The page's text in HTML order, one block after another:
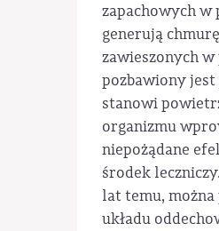
zapachowych w
generują
zawieszonych
pozbawiony jest
stanowi
organizmu
niepożądane
środek
lat temu,
układu